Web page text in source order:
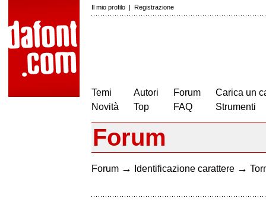
Il mio profilo | Registrazione
Temi
Novità
Autori
Top
Forum
FAQ
Carica un
Strumenti
Forum
Forum → Identificazione carattere →